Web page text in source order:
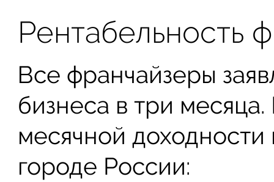
Рентабельность
Все франчайзеры
бизнеса в три
месячной
городе России: